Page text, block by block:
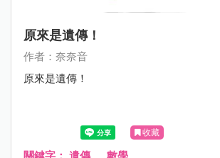
原來是遺傳！
作者：奈奈音
原來是遺傳！
收藏